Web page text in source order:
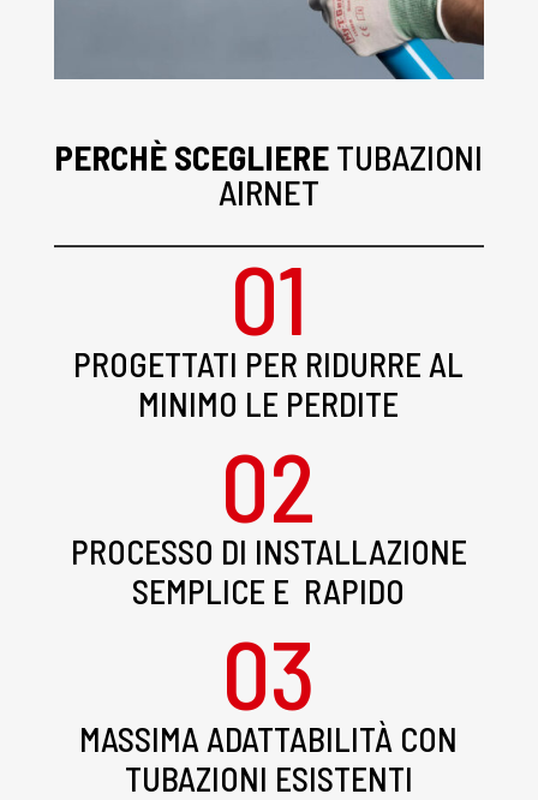
PERCHÈ SCEGLIERETUBAZIONI
AIRNET
01
PROGETTATI PER RIDURRE AL
MINIMO LE PERDITE
02
PROCESSO DI INSTALLAZIONE
SEMPLICE E RAPIDO
03
MASSIMA ADATTABILITÀ CON
TUBAZIONI ESISTENTI